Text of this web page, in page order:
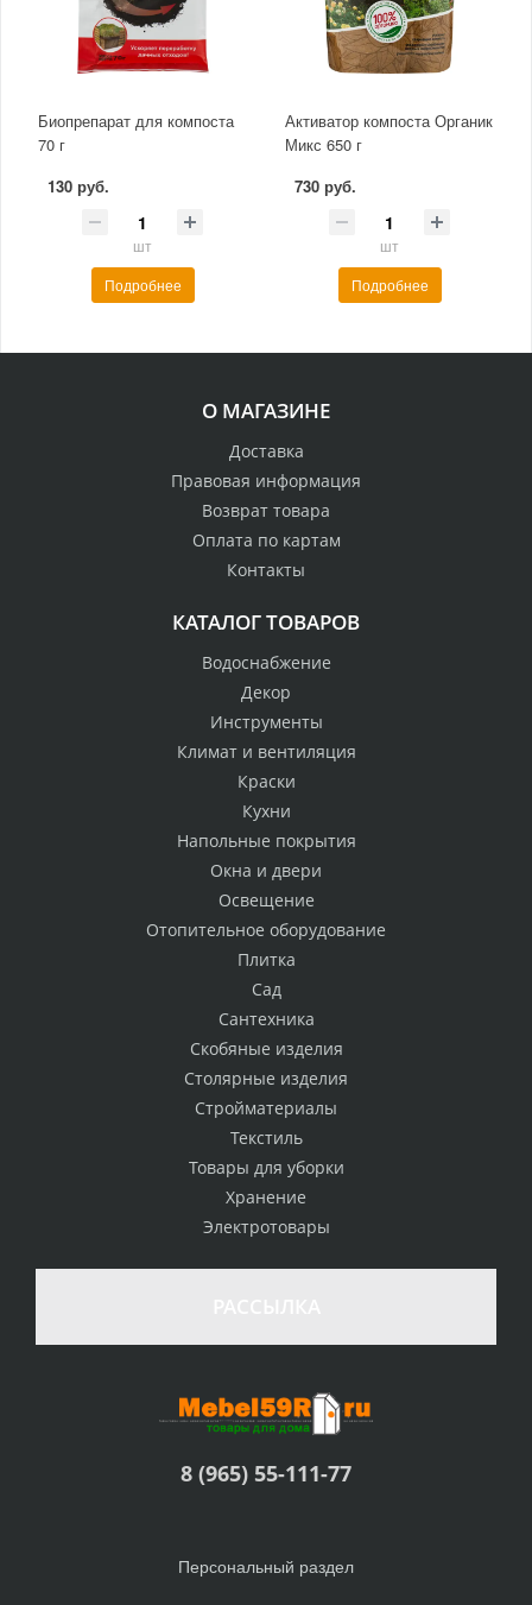
Биопрепарат для компоста
70 г
130 руб.
шт
Подробнее
Активатор компоста Органик
Микс 650 г
730 руб.
шт
Подробнее
О МАГАЗИНЕ
Доставка
Правовая информация
Возврат товара
Оплата по картам
Контакты
КАТАЛОГ ТОВАРОВ
Водоснабжение
Декор
Инструменты
Климат и вентиляция
Краски
Кухни
Напольные покрытия
Окна и двери
Освещение
Отопительное оборудование
Плитка
Сад
Сантехника
Скобяные изделия
Столярные изделия
Стройматериалы
Текстиль
Товары для уборки
Хранение
Электротовары
8 (965) 55-111-77
Персональный раздел